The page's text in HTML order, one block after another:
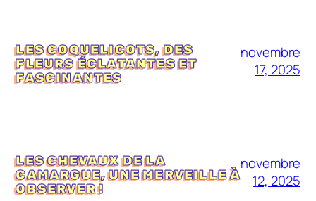
LES COQUELICOTS, DES
FLEURS ÉCLATANTES ET
FASCINANTES
novembre
17, 2025
LES CHEVAUX DE LA
CAMARGUE, UNE MERVEILLE À
OBSERVER !
novembre
12, 2025